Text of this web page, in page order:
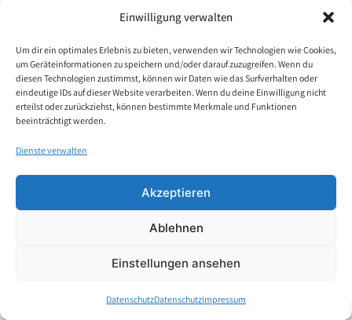
Einwilligung verwalten
Um dir ein optimales Erlebnis zu bieten, verwenden wir Technologien wie Cookies,
um Geräteinformationen zu speichern und/oder darauf zuzugreifen. Wenn du
diesen Technologien zustimmst, können wir Daten wie das Surfverhalten oder
eindeutige IDs auf dieser Website verarbeiten. Wenn du deine Einwilligung nicht
erteilst oder zurückziehst, können bestimmte Merkmale und Funktionen
beeinträchtigt werden.
Dienste verwalten
Akzeptieren
Ablehnen
Einstellungen ansehen
DatenschutzDatenschutzImpressum
FAQ
Datenschutz